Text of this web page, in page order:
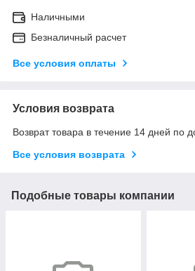
Наличными
Безналичный расчет
Все условия оплаты
Условия возврата
Возврат товара в течение 14 дней по
Все условия возврата
Подобные товары компании